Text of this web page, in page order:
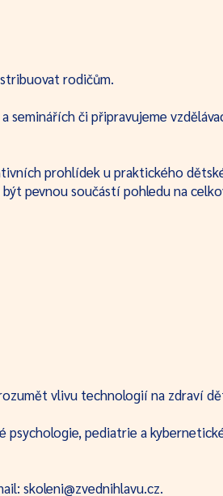
rodičům.
seminářích či připravujeme
prohlídek u praktického
pevnou součástí pohledu na
vlivu technologií na zdraví
psychologie, pediatrie a
skoleni@zvednihlavu.cz.